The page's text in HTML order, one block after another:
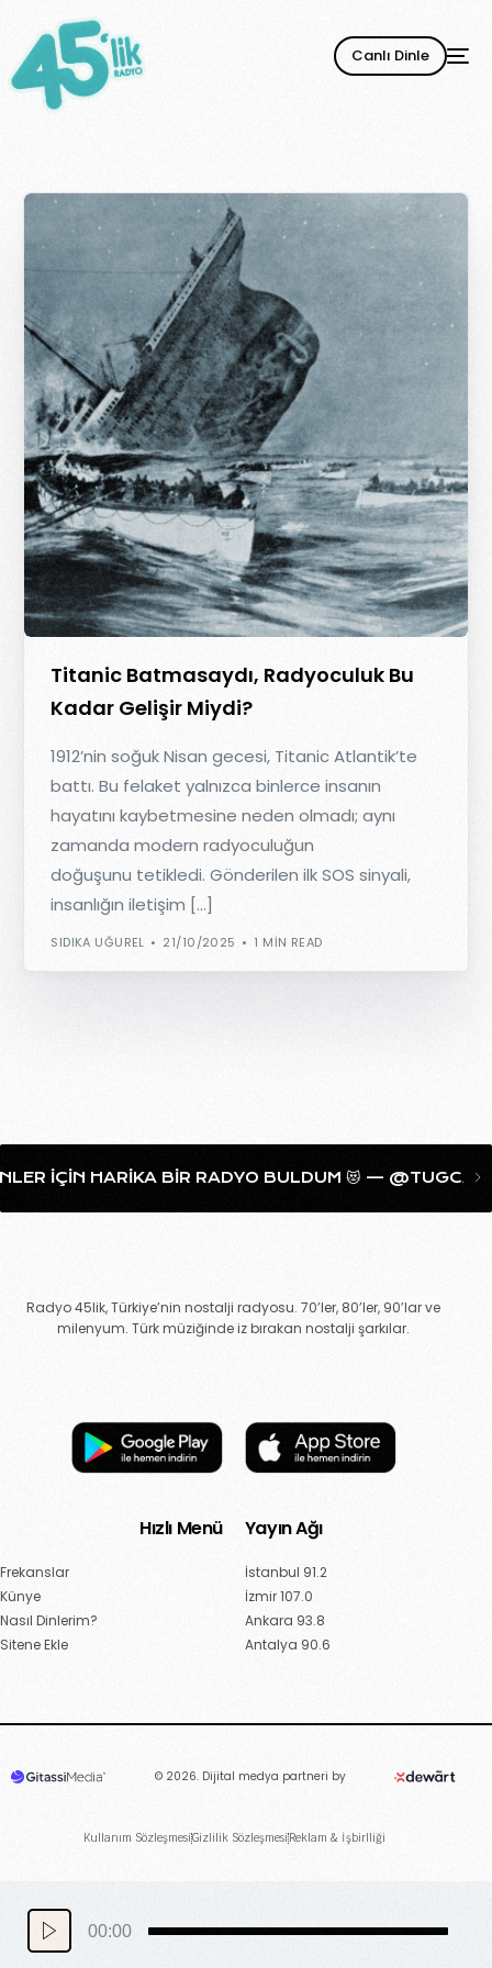
Canlı Dinle
Titanic Batmasaydı, Radyoculuk Bu
Kadar Gelişir Miydi?
1912’nin soğuk Nisan gecesi, Titanic Atlantik’te
battı. Bu felaket yalnızca binlerce insanın
hayatını kaybetmesine neden olmadı; aynı
zamanda modern radyoculuğun
doğuşunu tetikledi. Gönderilen ilk SOS sinyali,
insanlığın iletişim […]
SIDIKA UĞUREL 21/10/2025 1 MIN READ
IÇIN HARIKA BIR RADYO BULDUM 😻 —
Radyo 45lik, Türkiye’nin nostalji radyosu. 70’ler, 80’ler, 90’lar ve
milenyum. Türk müziğinde iz bırakan nostalji şarkılar.
00:00
Hızlı Menü
Frekanslar
Künye
Nasıl Dinlerim?
Sitene Ekle
Yayın Ağı
İstanbul 91.2
İzmir 107.0
Ankara 93.8
Antalya 90.6
© 2026. Dijital medya partneri by
Kullanım SözleşmesiGizlilik SözleşmesiReklam & İşbirlliği
YENİ